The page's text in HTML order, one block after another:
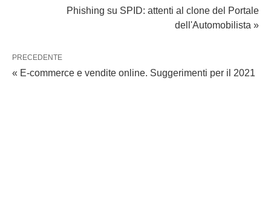
Phishing su SPID: attenti al clone del Portale
dell'Automobilista »
PRECEDENTE
« E-commerce e vendite online. Suggerimenti per il 2021